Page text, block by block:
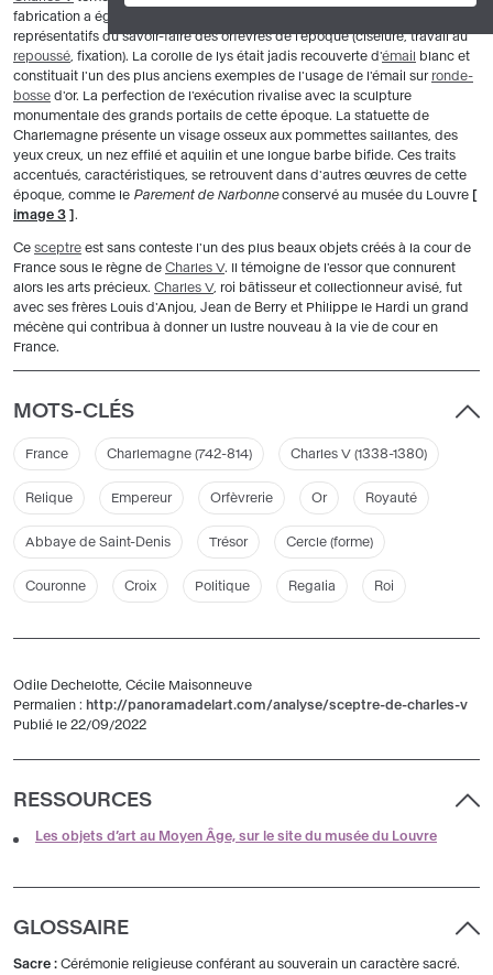
fabrication a également nécessité le recours à divers procédés
représentatifs du savoir-faire des orfèvres de l'époque (ciselure, travail au
repoussé , fixation). La corolle de lys était jadis recouverte d'émail
blanc et
constituait l'un des plus anciens exemples de l'usage de l'émail sur ronde-
bosse d'or. La perfection de l'exécution rivalise avec la sculpture
monumentale des grands portails de cette époque. La statuette de
Charlemagne présente un visage osseux aux pommettes saillantes, des
yeux creux, un nez effilé et aquilin et une longue barbe bifide. Ces traits
accentués, caractéristiques, se retrouvent dans d'autres œuvres de cette
époque, comme le Parement de Narbonneconservé au musée du Louvre [
image 3 ] .
Ce sceptre est sans conteste l'un des plus beaux objets créés à la cour de
France sous le règne de Charles V. Il témoigne de l'essor que connurent
alors les arts précieux. Charles V, roi bâtisseur et collectionneur avisé, fut
avec ses frères Louis d'Anjou, Jean de Berry et Philippe le Hardi un grand
mécène qui contribua à donner un lustre nouveau à la vie de cour en
France.
MOTS-CLÉS
France Charlemagne (742-814) Charles V (1338-1380)
Relique Empereur Orfèvrerie Or Royauté
Abbaye de Saint-Denis Trésor Cercle (forme)
Couronne Croix Politique Regalia Roi
Odile Dechelotte, Cécile Maisonneuve
Permalien : http://panoramadelart.com/analyse/sceptre-de-charles-v
Publié le 22/09/2022
RESSOURCES
Les objets d’art au Moyen Âge, sur le site du musée du Louvre
GLOSSAIRE
Sacre : Cérémonie religieuse conférant au souverain un caractère sacré.